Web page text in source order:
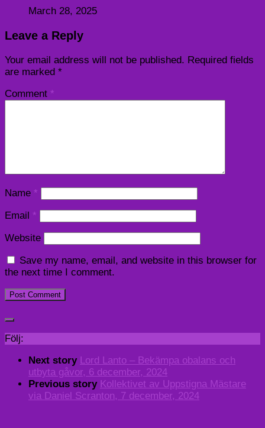
March 28, 2025
Leave a Reply
Your email address will not be published. Required fields
are marked *
Comment *
Name *
Email *
Website
Save my name, email, and website in this browser for
the next time I comment.
Följ:
Next story Lord Lanto – Bekämpa obalans och
utbyta gåvor, 6 december, 2024
Previous story Kollektivet av Uppstigna Mästare
via Daniel Scranton, 7 december, 2024